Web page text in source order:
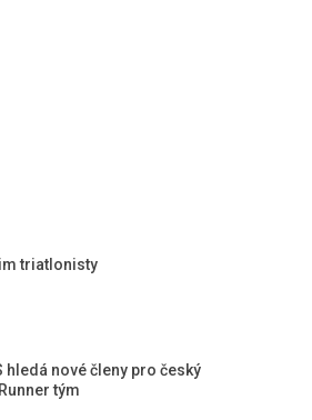
triatlonisty
hledá nové členy pro český
tým